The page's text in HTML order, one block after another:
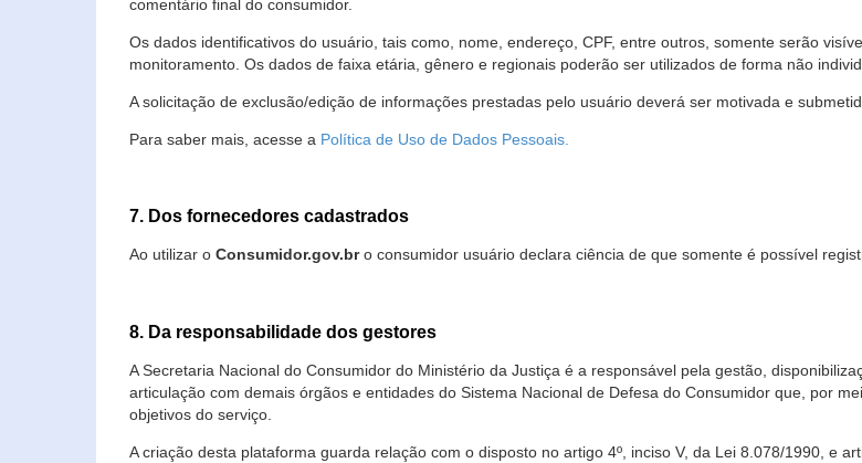
comentário final do consumidor.
Os dados identificativos do usuário, tais como, nome, endereço, CPF, entre outros, somente serão
monitoramento. Os dados de faixa etária, gênero e regionais poderão ser utilizados de forma não
A solicitação de exclusão/edição de informações prestadas pelo usuário deverá ser motivada e
Para saber mais, acesse a Política de Uso de Dados Pessoais.
7. Dos fornecedores cadastrados
Ao utilizar o Consumidor.gov.bro consumidor usuário declara ciência de que somente é possível
8. Da responsabilidade dos gestores
A Secretaria Nacional do Consumidor do Ministério da Justiça é a responsável pela gestão,
articulação com demais órgãos e entidades do Sistema Nacional de Defesa do Consumidor que, por
objetivos do serviço.
A criação desta plataforma guarda relação com o disposto no artigo 4º, inciso V, da Lei 8.078/1990, e